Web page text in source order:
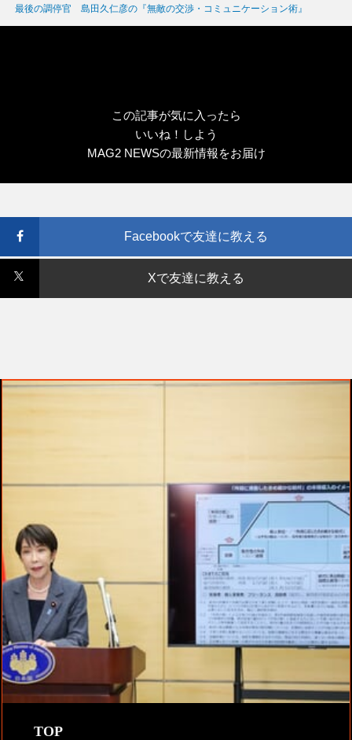
ゴ
グ
最後の調停官 島田久仁彦の『無敵の交渉・コミュニケーション術』
この記事が気に入ったら
いいね！しよう
MAG2 NEWSの最新情報をお届け
Facebookで友達に教える
Xで友達に教える
TOP